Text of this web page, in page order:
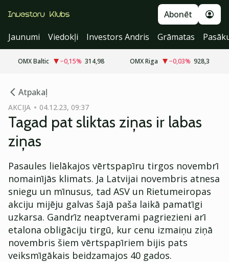
Abonēt
Jaunumi
Viedokļi Investors Andris Grāmatas
OMX Baltic −0,15% 314,98 OMX Riga −0,03% 928,3
Atpakaļ
AKCIJA 04.12.23, 09:37
Tagad pat sliktas ziņas ir labas
ziņas
Pasaules lielākajos vērtspapīru tirgos novembrī
nomainījās klimats. Ja Latvijai novembris atnesa
sniegu un mīnusus, tad ASV un Rietumeiropas
akciju mijēju galvas šajā paša laikā pamatīgi
uzkarsa. Gandrīz neaptverami pagriezieni arī
etalona obligāciju tirgū, kur cenu izmaiņu ziņā
novembris šiem vērtspapīriem bijis pats
veiksmīgākais beidzamajos 40 gados.